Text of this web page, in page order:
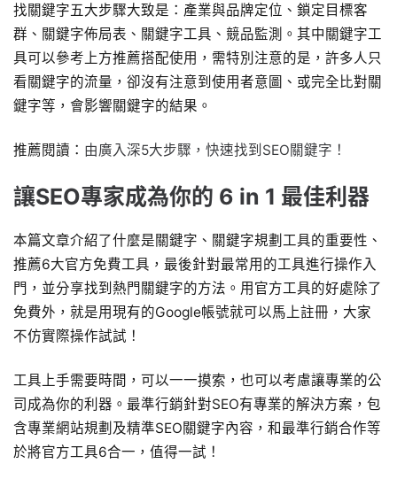
找關鍵字五大步驟大致是：產業與品牌定位、鎖定目標客
群、關鍵字佈局表、關鍵字工具、競品監測。其中關鍵字工
具可以參考上方推薦搭配使用，需特別注意的是，許多人只
看關鍵字的流量，卻沒有注意到使用者意圖、或完全比對關
鍵字等，會影響關鍵字的結果。
推薦閱讀： 由廣入深5大步驟，快速找到SEO關鍵字！
讓SEO專家成為你的 6 in 1 最佳利器
本篇文章介紹了什麼是關鍵字、關鍵字規劃工具的重要性、
推薦6大官方免費工具，最後針對最常用的工具進行操作入
門，並分享找到熱門關鍵字的方法。用官方工具的好處除了
免費外，就是用現有的Google帳號就可以馬上註冊，大家
不仿實際操作試試！
工具上手需要時間，可以一一摸索，也可以考慮讓專業的公
司成為你的利器。最準行銷針對SEO有專業的解決方案，包
含專業網站規劃及精準SEO關鍵字內容，和最準行銷合作等
於將官方工具6合一，值得一試！